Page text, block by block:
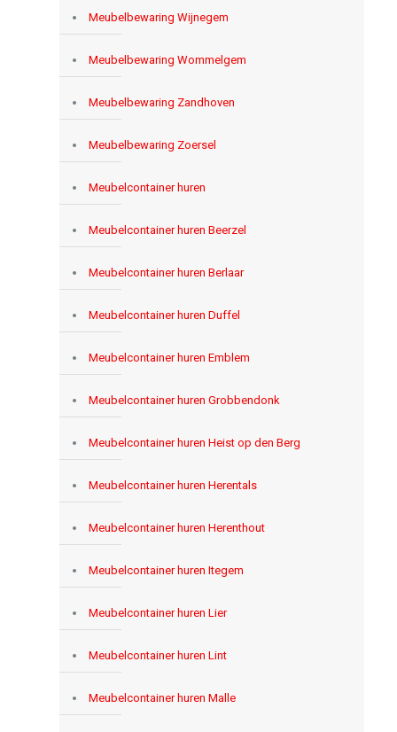
Meubelbewaring Wijnegem
Meubelbewaring Wommelgem
Meubelbewaring Zandhoven
Meubelbewaring Zoersel
Meubelcontainer huren
Meubelcontainer huren Beerzel
Meubelcontainer huren Berlaar
Meubelcontainer huren Duffel
Meubelcontainer huren Emblem
Meubelcontainer huren Grobbendonk
Meubelcontainer huren Heist op den Berg
Meubelcontainer huren Herentals
Meubelcontainer huren Herenthout
Meubelcontainer huren Itegem
Meubelcontainer huren Lier
Meubelcontainer huren Lint
Meubelcontainer huren Malle